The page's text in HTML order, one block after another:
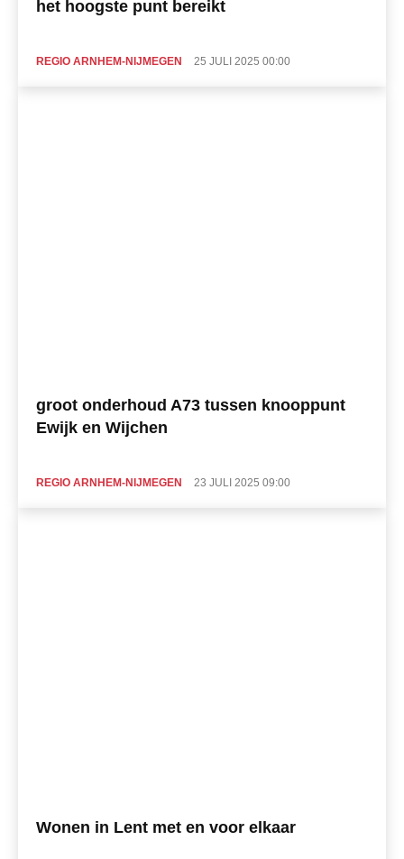
het hoogste punt bereikt
REGIO ARNHEM-NIJMEGEN 25 JULI 2025 00:00
groot onderhoud A73 tussen knooppunt
Ewijk en Wijchen
REGIO ARNHEM-NIJMEGEN 23 JULI 2025 09:00
Wonen in Lent met en voor elkaar